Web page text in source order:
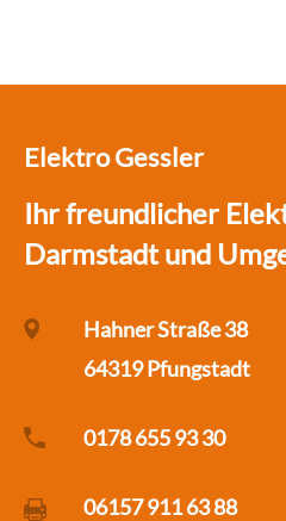
Elektro Gessler
Ihr freundlicher
Darmstadt und
Hahner Straße 38
64319 Pfungstadt
0178 655 93 30
06157 911 63 88